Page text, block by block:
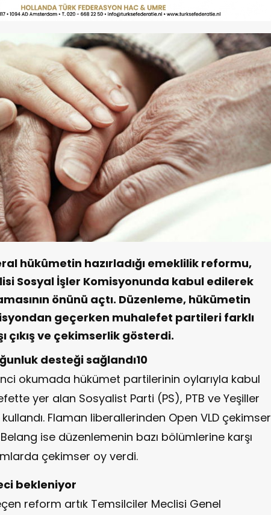
hükûmetin hazırladığı emeklilik reformu,
Sosyal İşler Komisyonunda kabul edilerek
önünü açtı. Düzenleme, hükümetin
geçerken muhalefet partileri farklı
çıkış ve çekimserlik gösterdi.
desteği sağlandı10
okumada hükümet partilerinin oylarıyla kabul
yer alan Sosyalist Parti (PS), PTB ve Yeşiller
Flaman liberallerinden Open VLD çekimser
ise düzenlemenin bazı bölümlerine karşı
çekimser oy verdi.
bekleniyor
reform artık Temsilciler Meclisi Genel